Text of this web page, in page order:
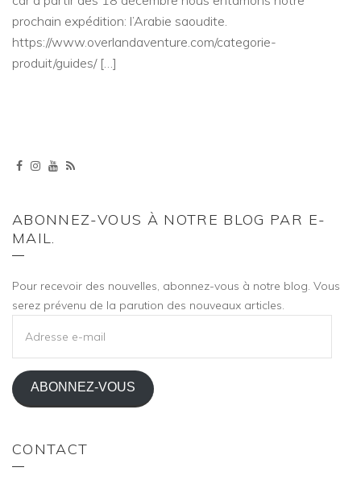
prochain expédition: l’Arabie saoudite.
https://www.overlandaventure.com/categorie-
produit/guides/ […]
ABONNEZ-VOUS À NOTRE BLOG PAR E-
MAIL.
Pour recevoir des nouvelles, abonnez-vous à notre blog. Vous
serez prévenu de la parution des nouveaux articles.
MAIL
ABONNEZ-VOUS
CONTACT